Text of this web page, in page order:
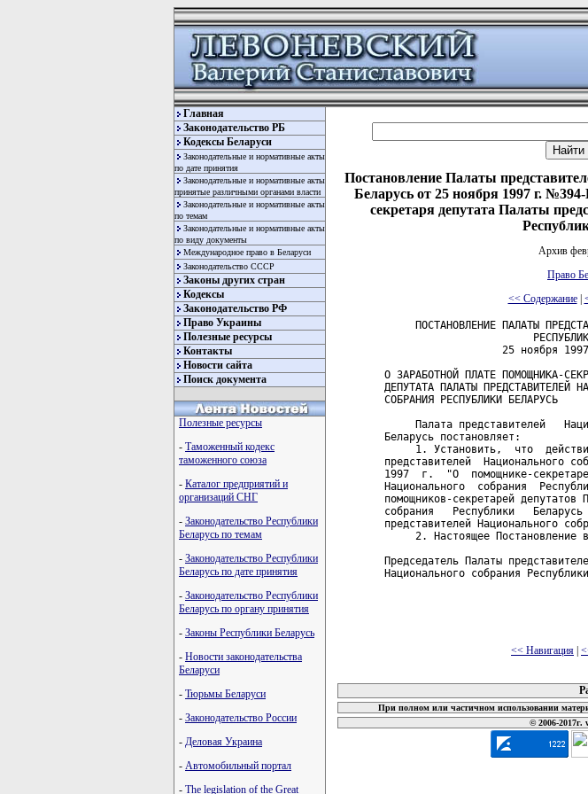
Главная
Законодательство РБ
Кодексы Беларуси
Законодательные и нормативные акты
по дате принятия
Законодательные и нормативные акты
принятые различными органами власти
Законодательные и нормативные акты
по темам
Законодательные и нормативные акты
по виду документы
Международное право в Беларуси
Законодательство СССР
Законы других стран
Кодексы
Законодательство РФ
Право Украины
Полезные ресурсы
Контакты
Новости сайта
Поиск документа
Полезные ресурсы
- Таможенный кодекс
таможенного союза
- Каталог предприятий и
организаций СНГ
- Законодательство Республики
Беларусь по темам
- Законодательство Республики
Беларусь по дате принятия
- Законодательство Республики
Беларусь по органу принятия
- Законы Республики Беларусь
- Новости законодательства
Беларуси
- Тюрьмы Беларуси
- Законодательство России
- Деловая Украина
- Автомобильный портал
- The legislation of the Great
Постановление Палаты
Беларусь от 25 ноября 1997 г.
секретаря депутата Палаты
Архив
Право
<< Содержание|
ПОСТАНОВЛЕНИЕ ПАЛАТЫ
25 ноября
О ЗАРАБОТНОЙ ПЛАТЕ ПОМОЩНИКА-
ДЕПУТАТА ПАЛАТЫ ПРЕДСТАВИТЕЛЕЙ
СОБРАНИЯ РЕСПУБЛИКИ БЕЛАРУСЬ
Палата представителей
Беларусь постановляет:
1. Установить,  что
представителей  Национального
1997  г.  "О  помощнике-
Национального  собрания
помощников-секретарей депутатов
собрания   Республики
представителей Национального
2. Настоящее Постановление
Председатель Палаты
Национального собрания
<< Навигация
При полном или частичном использовании
© 2006-2017г.